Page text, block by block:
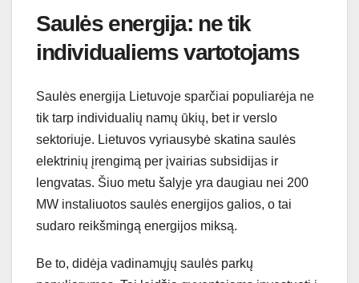
Saulės energija: ne tik
individualiems vartotojams
Saulės energija Lietuvoje sparčiai populiarėja ne
tik tarp individualių namų ūkių, bet ir verslo
sektoriuje. Lietuvos vyriausybė skatina saulės
elektrinių įrengimą per įvairias subsidijas ir
lengvatas. Šiuo metu šalyje yra daugiau nei 200
MW instaliuotos saulės energijos galios, o tai
sudaro reikšmingą energijos miksą.
Be to, didėja vadinamųjų saulės parkų